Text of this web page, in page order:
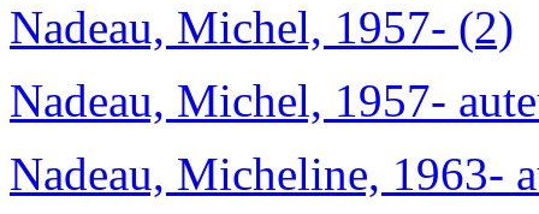
Nadeau, Michel, 1957- (2)
Nadeau, Michel, 1957-
Nadeau, Micheline, 1963-